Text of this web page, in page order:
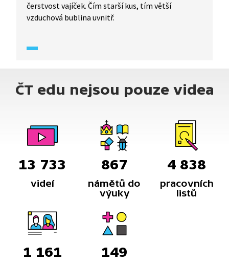
čerstvost vajíček. Čím starší kus, tím větší
vzduchová bublina uvnitř.
ČT edu nejsou pouze videa
13 733
videí
867
námětů do
výuky
4 838
pracovních
listů
1 161 149